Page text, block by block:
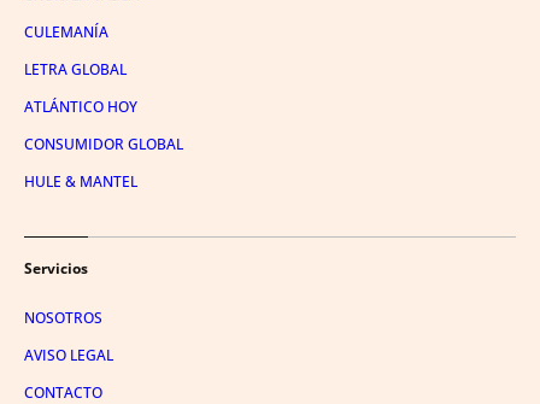
CULEMANÍA
LETRA GLOBAL
ATLÁNTICO HOY
CONSUMIDOR GLOBAL
HULE & MANTEL
Servicios
NOSOTROS
AVISO LEGAL
CONTACTO